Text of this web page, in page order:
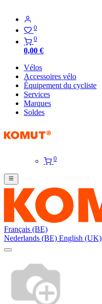
0
0
0,00 €
Vélos
Accessoires vélo
Équipement du cycliste
Services
Marques
Soldes
0
Français (BE)
Nederlands (BE) English (UK)